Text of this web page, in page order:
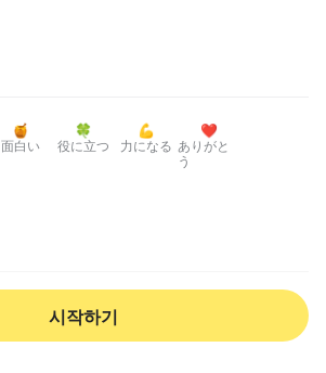
🍯
面白い
🍀
役に立つ
💪
力になる
❤️
ありがと
う
시작하기